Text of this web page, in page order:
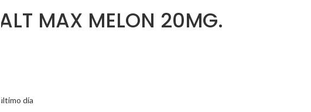
MAX MELON 20MG.
día